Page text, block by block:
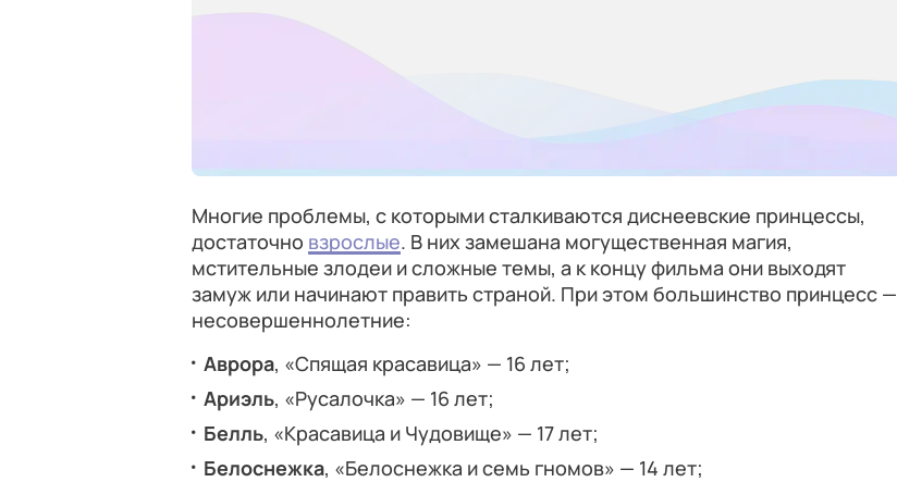
Многие проблемы, с которыми сталкиваются диснеевские принцессы,
достаточно взрослые. В них замешана могущественная магия,
мстительные злодеи и сложные темы, а к концу фильма они выходят
замуж или начинают править страной. При этом большинство принцесс —
несовершеннолетние:
Аврора, «Спящая красавица» — 16 лет;
Ариэль, «Русалочка» — 16 лет;
Белль, «Красавица и Чудовище» — 17 лет;
Белоснежка, «Белоснежка и семь гномов» — 14 лет;